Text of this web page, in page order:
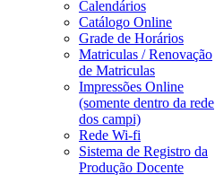
Calendários
Catálogo Online
Grade de Horários
Matriculas / Renovação
de Matriculas
Impressões Online
(somente dentro da rede
dos campi)
Rede Wi-fi
Sistema de Registro da
Produção Docente